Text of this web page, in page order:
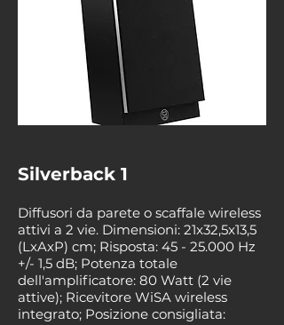
Silverback 1
Diffusori da parete o scaffale wireless
attivi a 2 vie. Dimensioni: 21x32,5x13,5
(LxAxP) cm; Risposta: 45 - 25.000 Hz
+/- 1,5 dB; Potenza totale
dell'amplificatore: 80 Watt (2 vie
attive); Ricevitore WiSA wireless
integrato; Posizione consigliata: